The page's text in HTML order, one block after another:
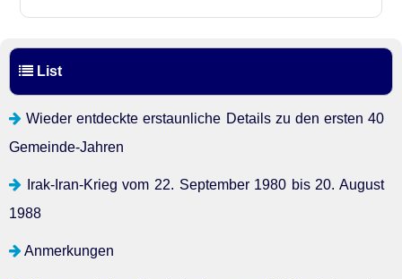
List
Wieder entdeckte erstaunliche Details zu den ersten 40
Gemeinde-Jahren
Irak-Iran-Krieg vom 22. September 1980 bis 20. August
1988
Anmerkungen